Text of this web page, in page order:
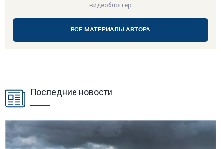
видеоблоггер
ВСЕ МАТЕРИАЛЫ АВТОРА
Последние новости